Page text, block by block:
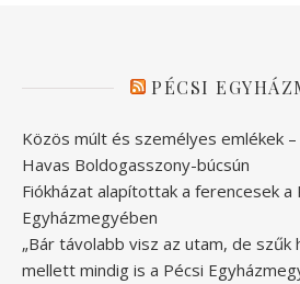
PÉCSI
Közös múlt és személyes emlékek
Havas Boldogasszony-búcsún
Fiókházat alapítottak a ferencesek a
Egyházmegyében
„Bár távolabb visz az utam, de szűk
mellett mindig is a Pécsi